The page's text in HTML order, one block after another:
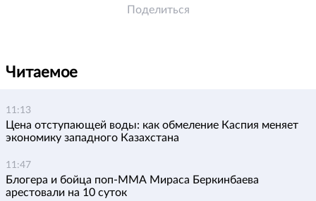
Поделиться
Читаемое
11:13
Цена отступающей воды: как обмеление Каспия меняет
экономику западного Казахстана
11:47
Блогера и бойца поп-ММА Мираса Беркинбаева
арестовали на 10 суток